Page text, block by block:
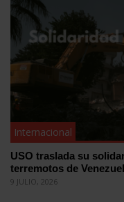
Internacional
USO traslada su
terremotos de
9 JULIO, 2026